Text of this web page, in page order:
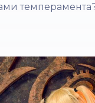
темперамента?